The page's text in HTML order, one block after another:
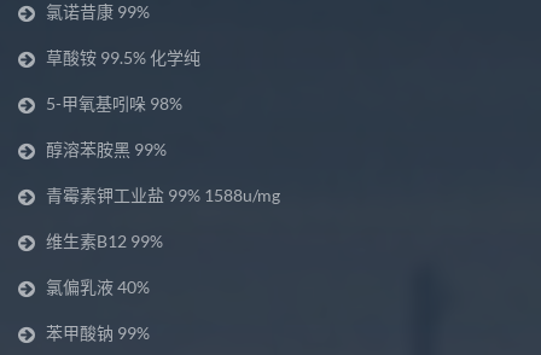
氯诺昔康 99%
草酸铵 99.5% 化学纯
5-甲氧基吲哚 98%
醇溶苯胺黑 99%
青霉素钾工业盐 99% 1588u/mg
维生素B12 99%
氯偏乳液 40%
苯甲酸钠 99%